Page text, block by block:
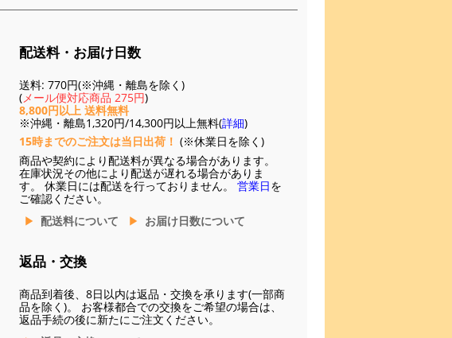
配送料・お届け日数
送料: 770円(※沖縄・離島を除く)
(メール便対応商品 275円)
8,800円以上 送料無料
※沖縄・離島1,320円/14,300円以上無料(詳細)
15時までのご注文は当日出荷！ (※休業日を除く)
商品や契約により配送料が異なる場合があります。
在庫状況その他により配送が遅れる場合がありま
す。 休業日には配送を行っておりません。 営業日を
ご確認ください。
配送料について
お届け日数について
返品・交換
商品到着後、8日以内は返品・交換を承ります(一部商
品を除く)。 お客様都合での交換をご希望の場合は、
返品手続の後に新たにご注文ください。